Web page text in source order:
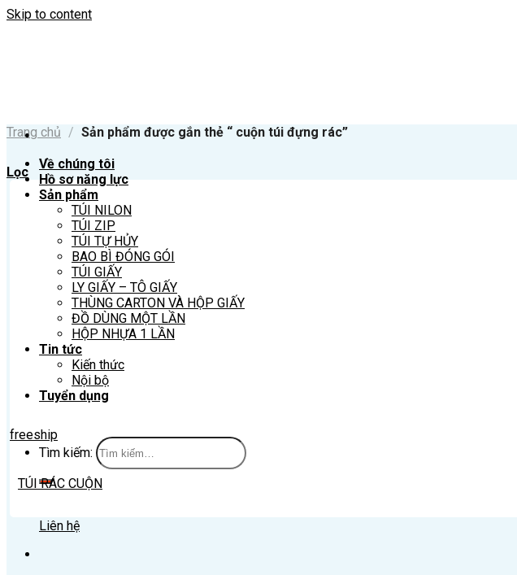
Skip to content
Về chúng tôi
Hồ sơ năng lực
Sản phẩm
TÚI NILON
TÚI ZIP
TÚI TỰ HỦY
BAO BÌ ĐÓNG GÓI
TÚI GIẤY
LY GIẤY – TÔ GIẤY
THÙNG CARTON VÀ HỘP GIẤY
ĐỒ DÙNG MỘT LẦN
HỘP NHỰA 1 LẦN
Tin tức
Kiến thức
Nội bộ
Tuyển dụng
Tìm kiếm:
Liên hệ
Trang chủ / Sản phẩm được gắn thẻ “ cuộn túi đựng rác”
Lọc
freeship
TÚI RÁC CUỘN